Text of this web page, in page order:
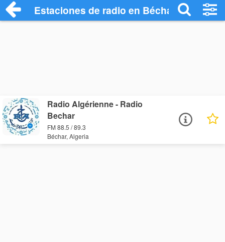
Estaciones de radio en Béchar -
Radio Algérienne - Radio
Bechar
FM 88.5 / 89.3
Béchar, Algeria